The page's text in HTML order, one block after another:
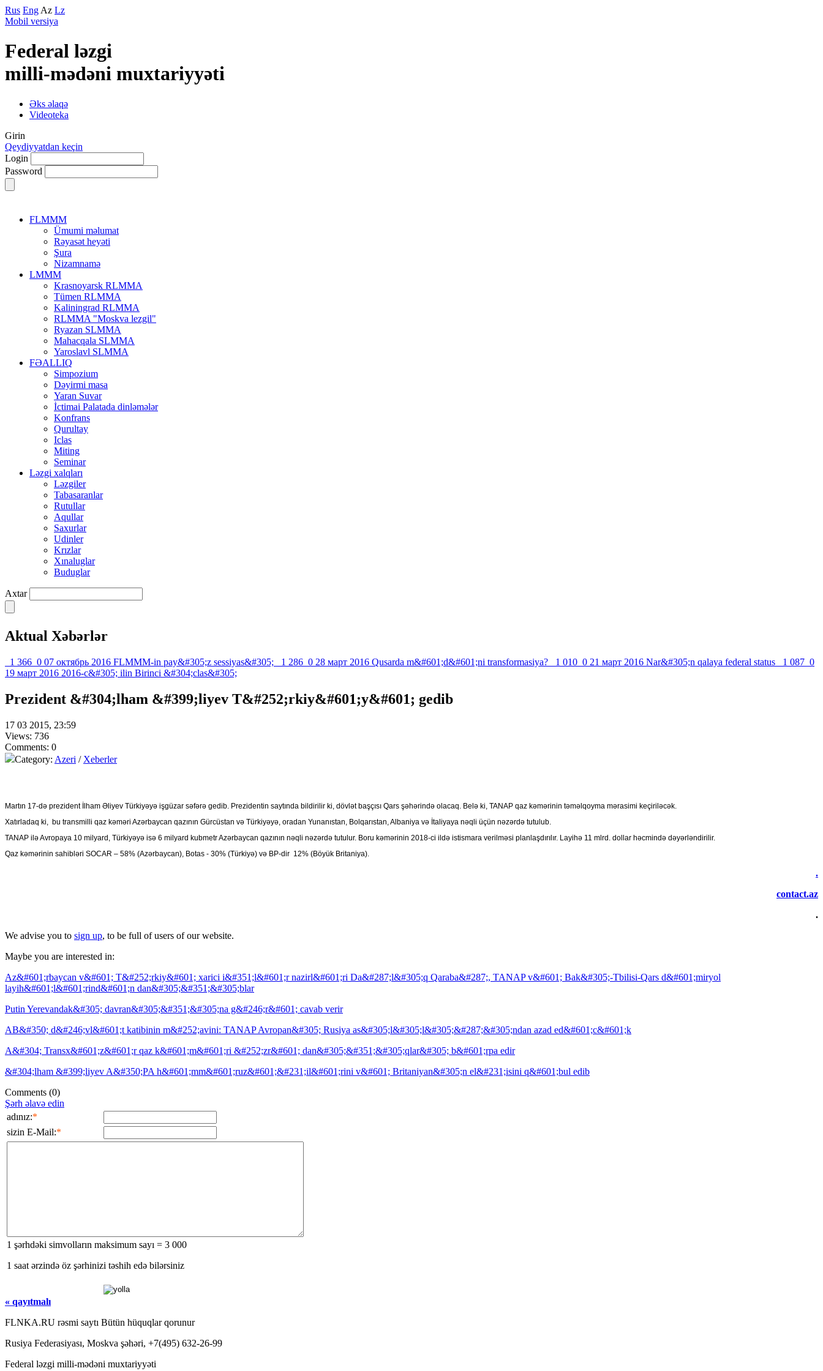
Rus Eng Az Lz
Mobil versiya
Federal lәzgi
milli-mәdәni muxtariyyәti
Əks əlaqə
Videoteka
Girin
Qeydiyyatdan keçin
Login
Password
FLMMM
Ümumi məlumat
Rəyasət heyəti
Şura
Nizamnamə
LMMM
Krasnoyarsk RLMMA
Tümen RLMMA
Kaliningrad RLMMA
RLMMA "Moskva lezgil"
Ryazan SLMMA
Mahacqala SLMMA
Yaroslavl SLMMA
FƏALLIQ
Simpozium
Dəyirmi masa
Yaran Suvar
İctimai Palatada dinləmələr
Konfrans
Qurultay
Iclas
Miting
Seminar
Ləzgi xalqları
Ləzgiler
Tabasaranlar
Rutullar
Aqullar
Saxurlar
Udinler
Krızlar
Xınaluglar
Buduglar
Axtar
Aktual Xəbərlər
1 366 0 07 октябрь 2016 FLMMM-in pay&#305;z sessiyas&#305; 1 286 0 28 март 2016 Qusarda m&#601;d&#601;ni transformasiya? 1 010 0 21 март 2016 Nar&#305;n qalaya federal status 1 087 0
19 март 2016 2016-c&#305; ilin Birinci &#304;clas&#305;
Prezident &#304;lham &#399;liyev T&#252;rkiy&#601;y&#601; gedib
17 03 2015, 23:59
Views: 736
Comments: 0
Category: Azeri / Xeberler
Martın 17-də prezident İlham Əliyev Türkiyəyə işgüzar səfərə gedib. Prezidentin saytında bildirilir ki, dövlət başçısı Qars şəhərində olacaq. Belə ki, TANAP qaz kəmərinin təməlqoyma mərasimi keçiriləcək.
Xatırladaq ki, bu transmilli qaz kəməri Azərbaycan qazının Gürcüstan və Türkiyəyə, oradan Yunanıstan, Bolqarıstan, Albaniya və İtaliyaya nəqli üçün nəzərdə tutulub.
TANAP ilə Avropaya 10 milyard, Türkiyəyə isə 6 milyard kubmetr Azərbaycan qazının nəqli nəzərdə tutulur. Boru kəmərinin 2018-ci ildə istismara verilməsi planlaşdırılır. Layihə 11 mlrd. dollar həcmində dəyərləndirilir.
Qaz kəmərinin sahibləri SOCAR – 58% (Azərbaycan), Botas - 30% (Türkiyə) və BP-dir 12% (Böyük Britaniya).
.
contact.az
.
We advise you to sign up, to be full of users of our website.
Maybe you are interested in:
Az&#601;rbaycan v&#601; T&#252;rkiy&#601; xarici i&#351;l&#601;r nazirl&#601;ri Da&#287;l&#305;q Qaraba&#287;, TANAP v&#601; Bak&#305;-Tbilisi-Qars d&#601;miryol
layih&#601;l&#601;rind&#601;n dan&#305;&#351;&#305;blar
Putin Yerevandak&#305; davran&#305;&#351;&#305;na g&#246;r&#601; cavab verir
AB&#350; d&#246;vl&#601;t katibinin m&#252;avini: TANAP Avropan&#305; Rusiya as&#305;l&#305;l&#305;&#287;&#305;ndan azad ed&#601;c&#601;k
A&#304; Transx&#601;z&#601;r qaz k&#601;m&#601;ri &#252;zr&#601; dan&#305;&#351;&#305;qlar&#305; b&#601;rpa edir
&#304;lham &#399;liyev A&#350;PA h&#601;mm&#601;ruz&#601;&#231;il&#601;rini v&#601; Britaniyan&#305;n el&#231;isini q&#601;bul edib
Comments (0)
Şərh əlavə edin
adınız:*
sizin E-Mail:*
1 şərhdəki simvolların maksimum sayı = 3 000
1 saat ərzində öz şərhinizi təshih edə bilərsiniz
« qayıtmalı
FLNKA.RU rəsmi saytı Bütün hüquqlar qorunur
Rusiya Federasiyası, Moskva şəhəri, +7(495) 632-26-99
Federal ləzgi milli-mədəni muxtariyyəti